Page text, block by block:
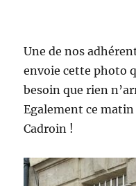
Une de nos
envoie cette photo
besoin que rien
Egalement ce
Cadroin !